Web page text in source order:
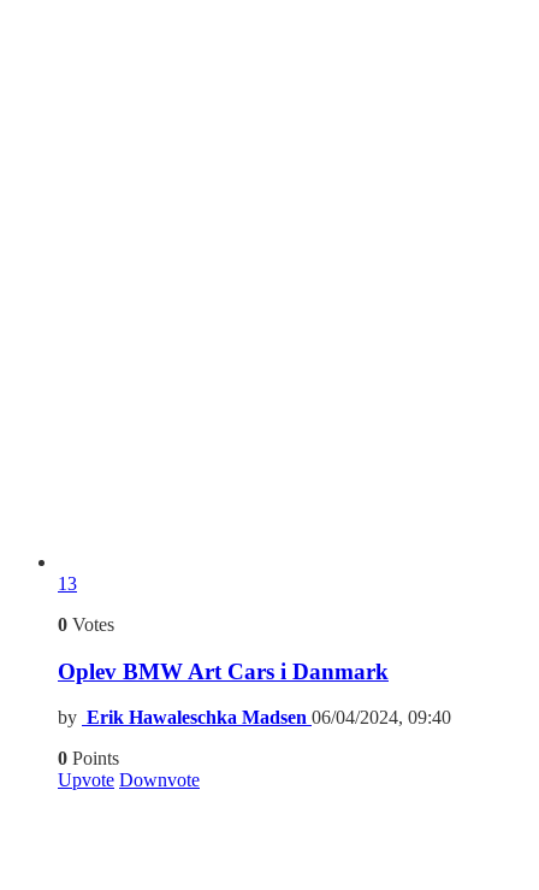
13
0 Votes
Oplev BMW Art Cars i Danmark
by Erik Hawaleschka Madsen 06/04/2024, 09:40
0 Points
Upvote Downvote